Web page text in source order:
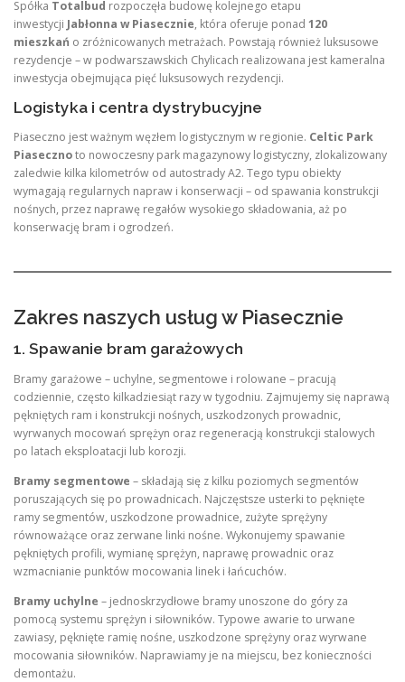
Spółka Totalbud rozpoczęła budowę kolejnego etapu
inwestycji Jabłonna w Piasecznie, która oferuje ponad 120
mieszkań o zróżnicowanych metrażach. Powstają również luksusowe
rezydencje – w podwarszawskich Chylicach realizowana jest kameralna
inwestycja obejmująca pięć luksusowych rezydencji.
Logistyka i centra dystrybucyjne
Piaseczno jest ważnym węzłem logistycznym w regionie. Celtic Park
Piasecznoto nowoczesny park magazynowy logistyczny, zlokalizowany
zaledwie kilka kilometrów od autostrady A2. Tego typu obiekty
wymagają regularnych napraw i konserwacji – od spawania konstrukcji
nośnych, przez naprawę regałów wysokiego składowania, aż po
konserwację bram i ogrodzeń.
Zakres naszych usług w Piasecznie
1. Spawanie bram garażowych
Bramy garażowe – uchylne, segmentowe i rolowane – pracują
codziennie, często kilkadziesiąt razy w tygodniu. Zajmujemy się naprawą
pękniętych ram i konstrukcji nośnych, uszkodzonych prowadnic,
wyrwanych mocowań sprężyn oraz regeneracją konstrukcji stalowych
po latach eksploatacji lub korozji.
Bramy segmentowe – składają się z kilku poziomych segmentów
poruszających się po prowadnicach. Najczęstsze usterki to pęknięte
ramy segmentów, uszkodzone prowadnice, zużyte sprężyny
równoważące oraz zerwane linki nośne. Wykonujemy spawanie
pękniętych profili, wymianę sprężyn, naprawę prowadnic oraz
wzmacnianie punktów mocowania linek i łańcuchów.
Bramy uchylne – jednoskrzydłowe bramy unoszone do góry za
pomocą systemu sprężyn i siłowników. Typowe awarie to urwane
zawiasy, pęknięte ramię nośne, uszkodzone sprężyny oraz wyrwane
mocowania siłowników. Naprawiamy je na miejscu, bez konieczności
demontażu.